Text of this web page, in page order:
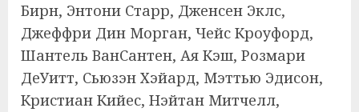
Бирн, Энтони Старр, Дженсен Эклс,
Джеффри Дин Морган, Чейс Кроуфорд,
Шантель ВанСантен, Ая Кэш, Розмари
ДеУитт, Сьюзэн Хэйард, Мэттью Эдисон,
Кристиан Кийес, Нэйтан Митчелл,